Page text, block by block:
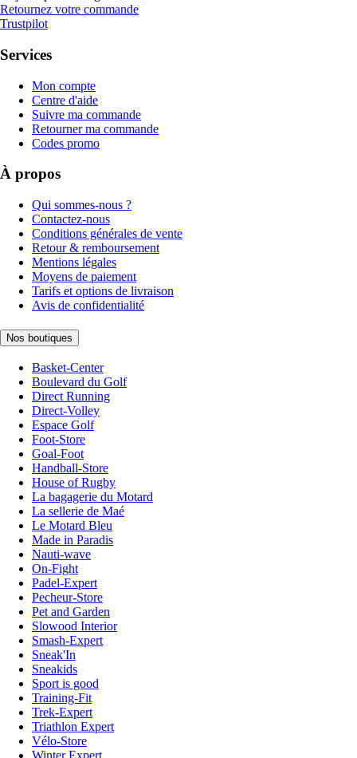
Retournez votre commande
Trustpilot
Services
Mon compte
Centre d'aide
Suivre ma commande
Retourner ma commande
Codes promo
À propos
Qui sommes-nous ?
Contactez-nous
Conditions générales de vente
Retour & remboursement
Mentions légales
Moyens de paiement
Tarifs et options de livraison
Avis de confidentialité
Nos boutiques
Basket-Center
Boulevard du Golf
Direct Running
Direct-Volley
Espace Golf
Foot-Store
Goal-Foot
Handball-Store
House of Rugby
La bagagerie du Motard
La sellerie de Maé
Le Motard Bleu
Made in Paradis
Nauti-wave
On-Fight
Padel-Expert
Pecheur-Store
Pet and Garden
Slowood Interior
Smash-Expert
Sneak'In
Sneakids
Sport is good
Training-Fit
Trek-Expert
Triathlon Expert
Vélo-Store